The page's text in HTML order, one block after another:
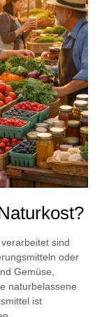
sind
oder
Gemüse,
naturbelassene
ist